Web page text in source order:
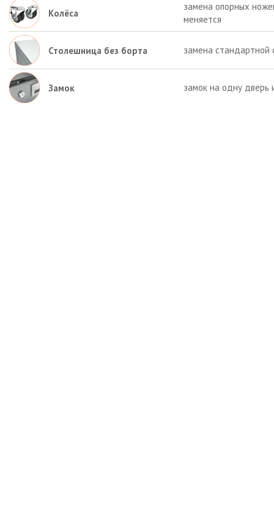
Колёса
замена опорных
меняется
Столешница без борта замена стандартной
Замок замок на одну дверь